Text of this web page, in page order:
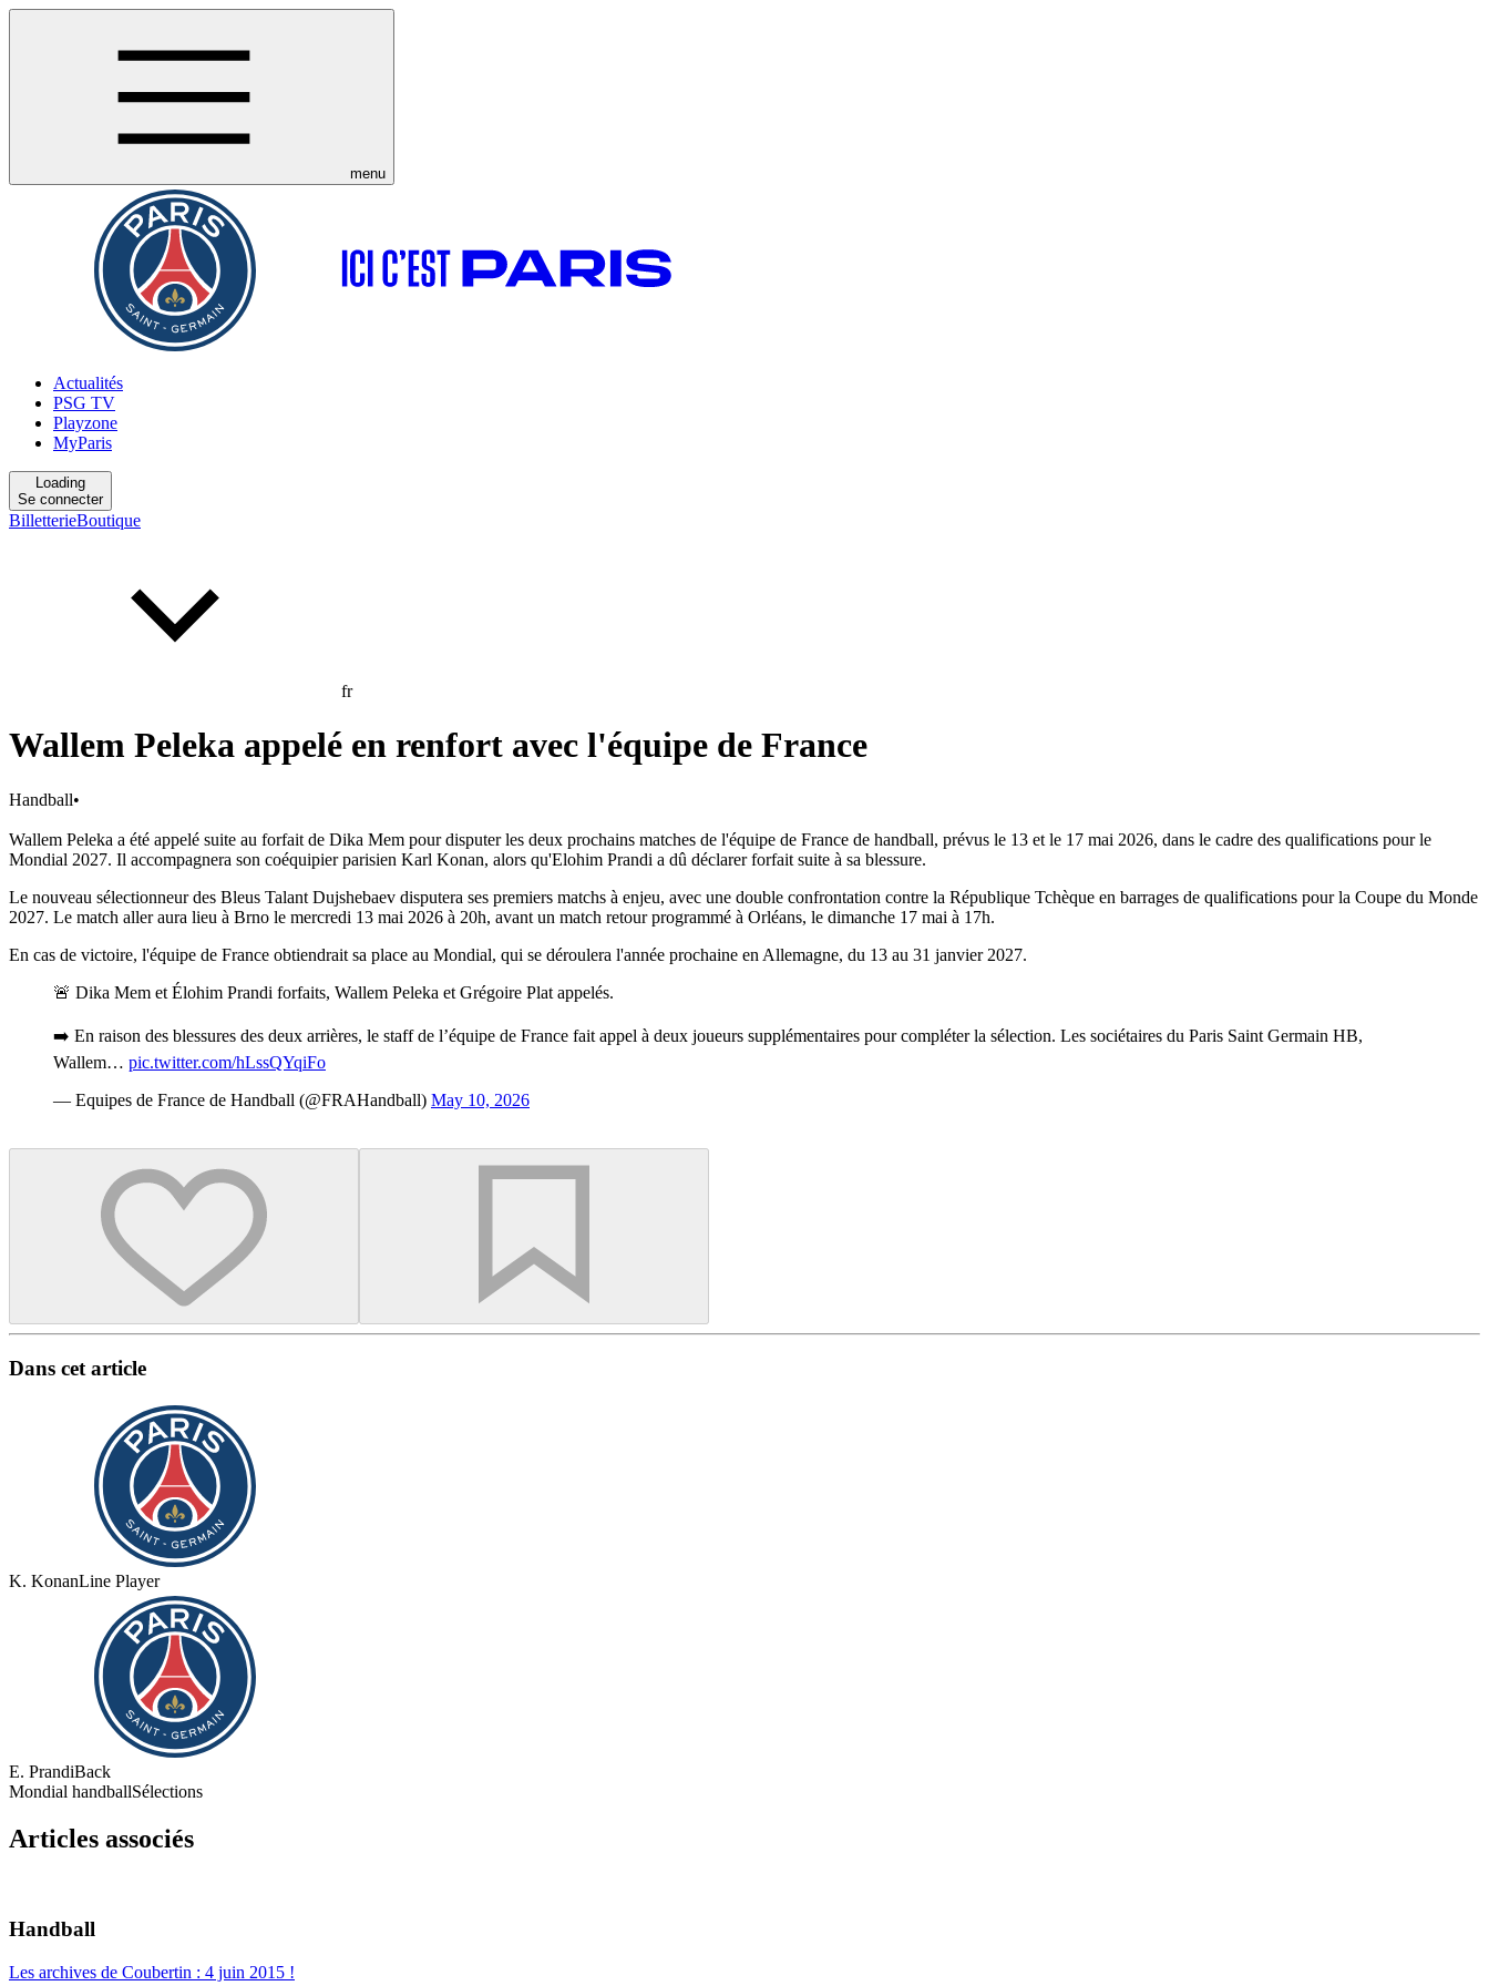
menu
Actualités
PSG TV
Playzone
MyParis
Loading
Se connecter
BilletterieBoutique
fr
Wallem Peleka appelé en renfort avec l'équipe de France
Handball•
Wallem Peleka a été appelé suite au forfait de Dika Mem pour disputer les deux prochains matches de l'équipe de France de handball, prévus le 13 et le 17 mai 2026, dans le cadre des qualifications pour le
Mondial 2027. Il accompagnera son coéquipier parisien Karl Konan, alors qu'Elohim Prandi a dû déclarer forfait suite à sa blessure.
Le nouveau sélectionneur des Bleus Talant Dujshebaev disputera ses premiers matchs à enjeu, avec une double confrontation contre la République Tchèque en barrages de qualifications pour la Coupe du Monde
2027. Le match aller aura lieu à Brno le mercredi 13 mai 2026 à 20h, avant un match retour programmé à Orléans, le dimanche 17 mai à 17h.
En cas de victoire, l'équipe de France obtiendrait sa place au Mondial, qui se déroulera l'année prochaine en Allemagne, du 13 au 31 janvier 2027.
🚨 Dika Mem et Élohim Prandi forfaits, Wallem Peleka et Grégoire Plat appelés.
➡️ En raison des blessures des deux arrières, le staff de l’équipe de France fait appel à deux joueurs supplémentaires pour compléter la sélection. Les sociétaires du Paris Saint Germain HB,
Wallem… pic.twitter.com/hLssQYqiFo
— Equipes de France de Handball (@FRAHandball) May 10, 2026
Dans cet article
K. KonanLine Player
E. PrandiBack
Mondial handballSélections
Articles associés
Handball
Les archives de Coubertin : 4 juin 2015 !